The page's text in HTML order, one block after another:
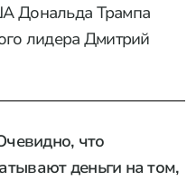
Дональда Трампа
лидера Дмитрий
что
деньги на том,